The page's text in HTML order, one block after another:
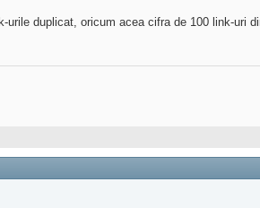
duplicat, oricum acea cifra de 100 link-uri